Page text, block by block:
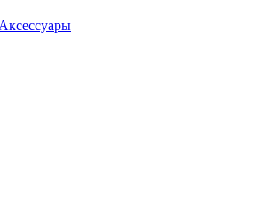
Аксессуары